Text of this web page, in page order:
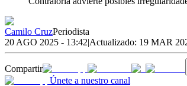
Camilo CruzPeriodista
20 AGO 2025 - 13:42|Actualizado: 19 MAR
Compartir
Únete a nuestro canal